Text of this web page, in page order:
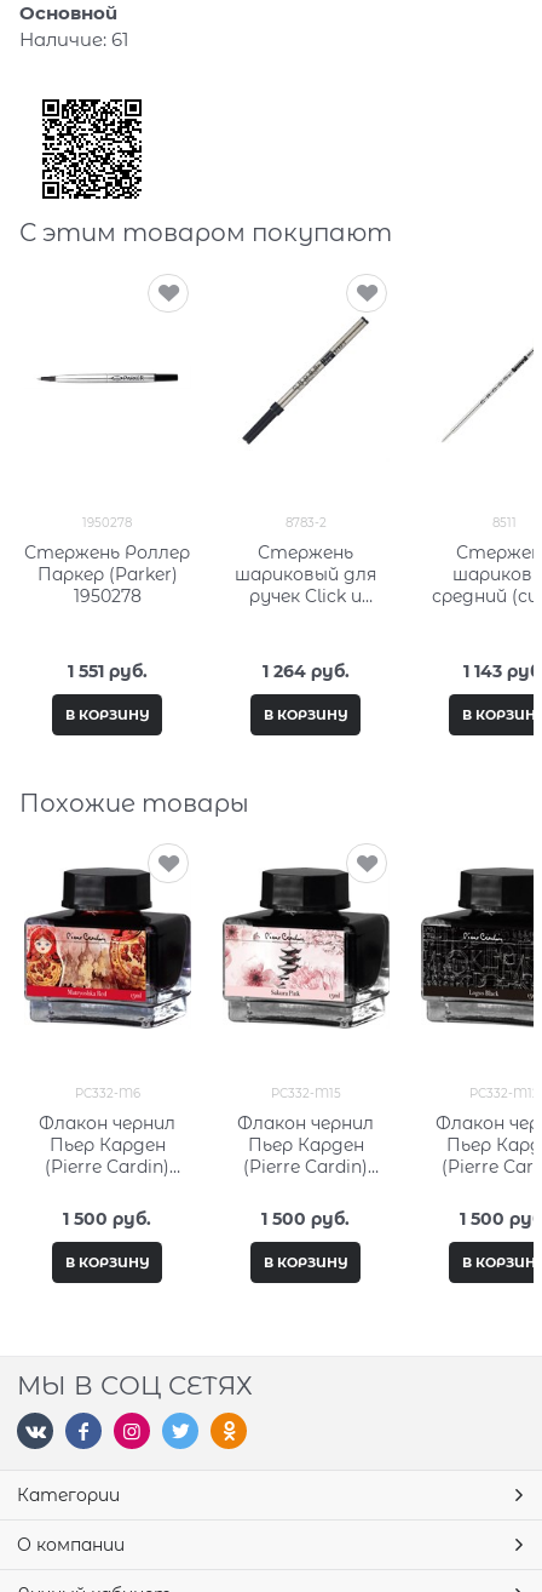
Основной
Наличие: 61
С этим товаром покупают
1950278
Стержень Роллер
Паркер (Parker)
1950278
1 551 руб.
В КОРЗИНУ
8783-2
Стержень
шариковый для
ручек Click и
(черный) Кросс
(Cross) 8783-2
1 264 руб.
В КОРЗИНУ
8511
средний
1 143
В
Похожие товары
PC332-M6
Флакон чернил
Пьер Карден
(Pierre Cardin)
Fantasy PC332-M6
1 500 руб.
В КОРЗИНУ
PC332-M15
Флакон чернил
Пьер Карден
(Pierre Cardin)
Fantasy PC332-
M15
1 500 руб.
В КОРЗИНУ
PC332-M12
Флакон
Пьер
(Pierre
Fantasy
M12
1 500
В
МЫ В СОЦ СЕТЯХ
Категории
О компании